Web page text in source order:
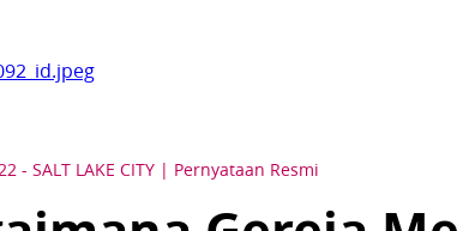
- SALT LAKE CITY Pernyataan Resmi